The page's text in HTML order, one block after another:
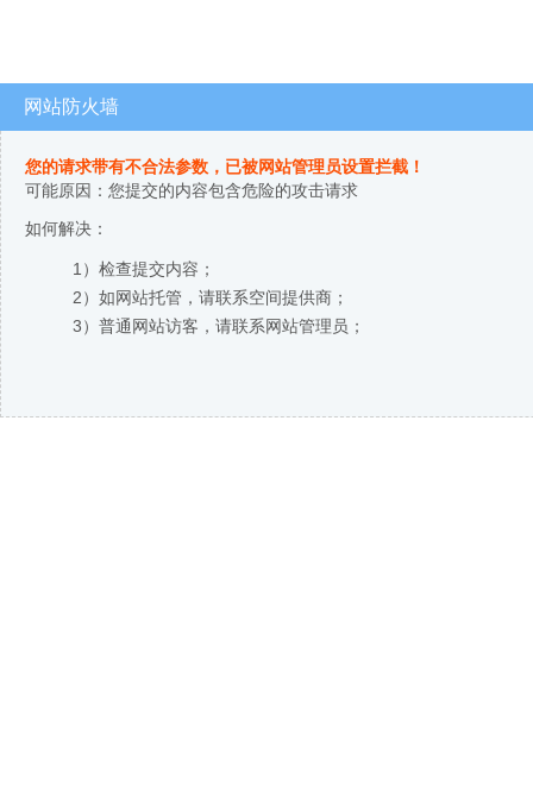
网站防火墙
您的请求带有不合法参数，已被网站管理员设置拦截！
可能原因：您提交的内容包含危险的攻击请求
如何解决：
1）检查提交内容；
2）如网站托管，请联系空间提供商；
3）普通网站访客，请联系网站管理员；